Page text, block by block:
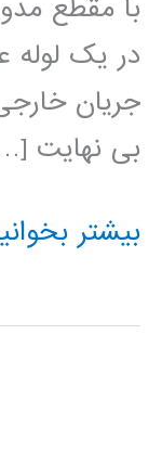
با مقطع
در یک
جریان
بی نهایت
مکانیک
در
بیشتر